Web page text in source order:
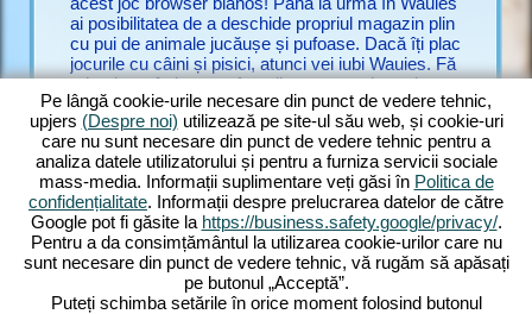
CU
ai posibilitatea de a deschide propriul magazin plin
cu pui de animale jucăușe și pufoase. Dacă îți plac
jocurile cu câini și pisici, atunci vei iubi Wauies. Fă
primul pas în lumea afacerilor, ca proprietar de un
modest magazin de animale. Ai ambiții mari: vrei
să transformi micul magazin într-o companie
renumită cu animale de casă. Cu cât sunt mai
fericite animalele, cu atât vin mai mulți clienți
interesați de ele. Și ce multe rase există! Joacă cu
pui de chihuahua săltăreți, labradori înfometați,
ragdolli, pufoși și hrănește pisici persane nobile –
doar să amintim câteva. Descoperă Wauies, un
joc browser impresionant cu elemente de joc cu
Jocul
fie un
său joc
Pe lângă cookie-urile necesare din punct de vedere tehnic,
upjers (Despre noi) utilizează pe site-ul său web, și cookie-uri
care nu sunt necesare din punct de vedere tehnic pentru a
analiza datele utilizatorului și pentru a furniza servicii sociale
mass-media. Informații suplimentare veți găsi în Politica de
confidențialitate. Informații despre prelucrarea datelor de către
Google pot fi găsite la https://business.safety.google/privacy/.
Pentru a da consimțământul la utilizarea cookie-urilor care nu
sunt necesare din punct de vedere tehnic, vă rugăm să apăsați
pe butonul „Acceptă”.
Puteți schimba setările în orice moment folosind butonul